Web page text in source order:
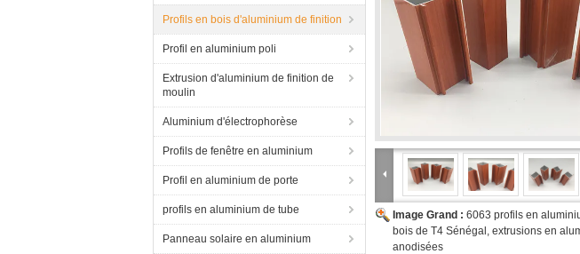
Profils en bois d'aluminium de finition
Profil en aluminium poli
Extrusion d'aluminium de finition de
moulin
Aluminium d'électrophorèse
Profils de fenêtre en aluminium
Profil en aluminium de porte
profils en aluminium de tube
Panneau solaire en aluminium
Image Grand : 6063 profils en
bois de T4 Sénégal, extrusions en
anodisées